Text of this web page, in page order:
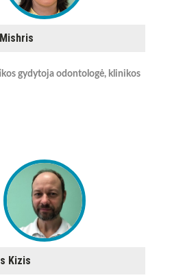
gydytoja odontologė, klinikos
Kizis